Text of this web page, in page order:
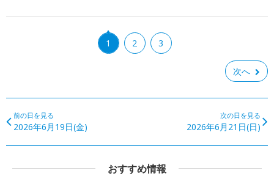
1 2 3
次へ
前の日を見る
2026年6月19日(金)
次の日を見る
2026年6月21日(日)
おすすめ情報